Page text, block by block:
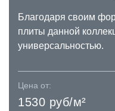
Благодаря своим
плиты данной
универсальностью.
Цена от:
1530 руб/м²